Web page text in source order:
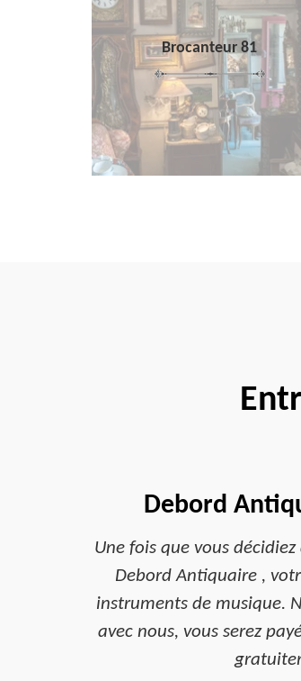
Brocanteur 81
Debord
Une fois que vous
Debord Antiquaire ,
instruments de musique.
avec nous, vous serez